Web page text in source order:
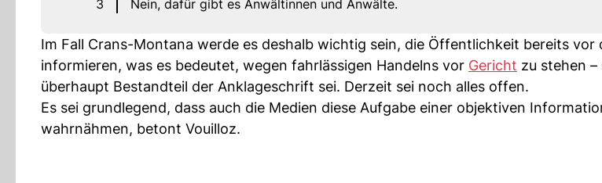
3 Nein, dafür gibt es Anwältinnen und Anwälte.
Im Fall Crans-Montana werde es deshalb wichtig sein, die Öffentlichkeit bereits vor
informieren, was es bedeutet, wegen fahrlässigen Handelns vor Gericht zu stehen
überhaupt Bestandteil der Anklageschrift sei. Derzeit sei noch alles offen.
Es sei grundlegend, dass auch die Medien diese Aufgabe einer objektiven
wahrnähmen, betont Vouilloz.